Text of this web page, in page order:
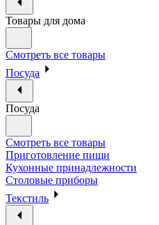
Товары для дома
Смотреть все товары
Посуда
Посуда
Смотреть все товары
Приготовление пищи
Кухонные принадлежности
Столовые приборы
Текстиль